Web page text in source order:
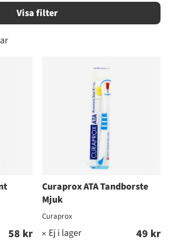
Filtrera
58 kr
Curaprox ATA Tandborste
Mjuk
Curaprox
49 kr